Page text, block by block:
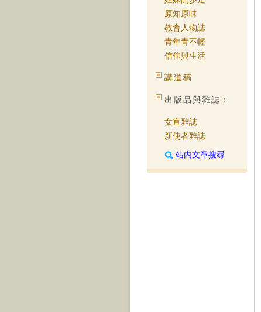
原知原味
教會人物誌
青年青不輕
信仰與生活
講道稿
出版品與雜誌：
女宣雜誌
新使者雜誌
站內文章搜尋